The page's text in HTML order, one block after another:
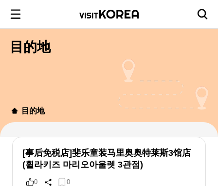
目的地
目的地
[事后免税店]斐乐童装马里奥奥特莱斯3馆店
(휠라키즈 마리오아울렛 3관점)
0 0